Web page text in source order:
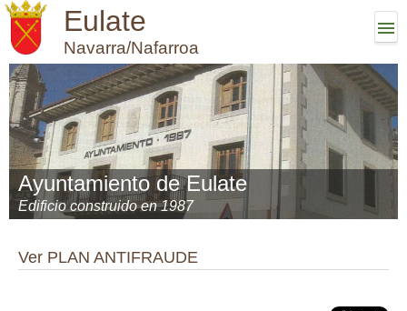
Eulate
Navarra/Nafarroa
Ayuntamiento de Eulate
Edificio construido en 1987
Ver PLAN ANTIFRAUDE